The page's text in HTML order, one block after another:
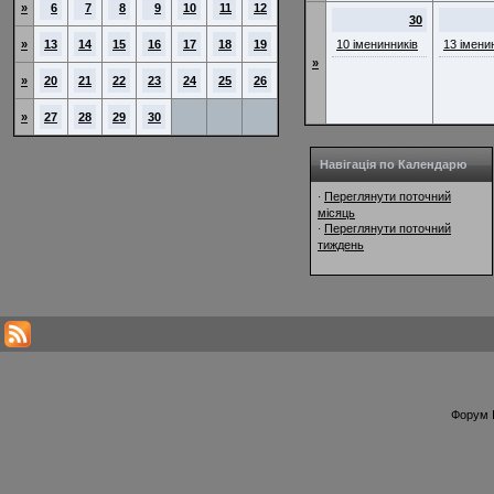
» 6 7 8 9 10 11 12
» 13 14 15 16 17 18 19
» 20 21 22 23 24 25 26
» 27 28 29 30
»
30
10 іменинників
13
Навігація по Календарю
· Переглянути поточний
місяць
· Переглянути поточний
тиждень
Форум